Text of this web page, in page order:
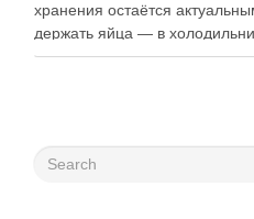
хранения остаётся
держать яйца — в
зависит от нескольких